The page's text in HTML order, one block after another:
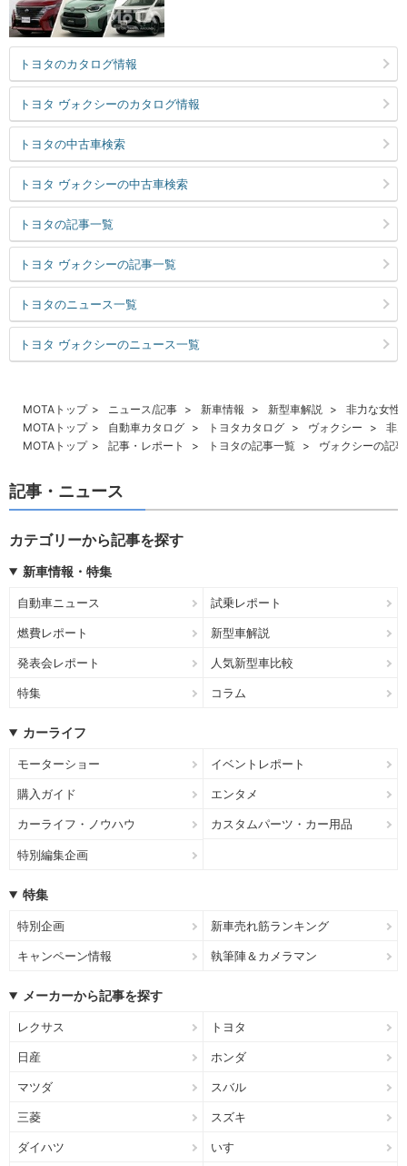
トヨタのカタログ情報
トヨタ ヴォクシーのカタログ情報
トヨタの中古車検索
トヨタ ヴォクシーの中古車検索
トヨタの記事一覧
トヨタ ヴォクシーの記事一覧
トヨタのニュース一覧
トヨタ ヴォクシーのニュース一覧
MOTAトップ ニュース/記事 新車情報 新型車解説
非力な女性
MOTAトップ
自動車カタログ トヨタカタログ ヴォクシー
非
MOTAトップ
記事・レポート トヨタの記事一覧 ヴォクシーの記
記事・ニュース
カテゴリーから記事を探す
新車情報・特集
自動車ニュース 試乗レポート
燃費レポート 新型車解説
発表会レポート 人気新型車比較
特集 コラム
カーライフ
モーターショー イベントレポート
購入ガイド エンタメ
カーライフ・ノウハウ カスタムパーツ・カー用品
特別編集企画
特集
特別企画 新車売れ筋ランキング
キャンペーン情報 執筆陣＆カメラマン
メーカーから記事を探す
レクサス トヨタ
日産 ホンダ
マツダ スバル
三菱 スズキ
ダイハツ いすゞ